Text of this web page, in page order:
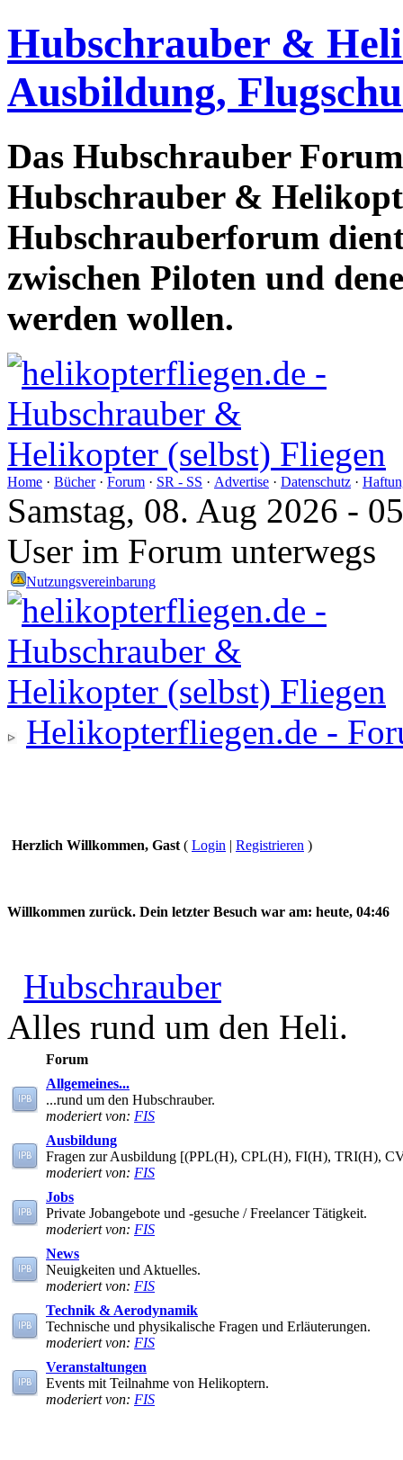
Hubschrauber &
Ausbildung,
Das Hubschrauber
Hubschrauber &
Hubschrauberforum
zwischen Piloten und
werden wollen.
Home · Bücher· Forum · SR - SS · Advertise · Datenschutz ·
Samstag, 08. Aug 2026 -
User im Forum unterwegs
Nutzungsvereinbarung
Helikopterfliegen.de -
Herzlich Willkommen, Gast ( Login | Registrieren )
Willkommen zurück. Dein letzter Besuch war am: heute, 04:46
Hubschrauber
Alles rund um den Heli.
Forum
Allgemeines...
...rund um den Hubschrauber.
moderiert von: FIS
Ausbildung
Fragen zur Ausbildung [(PPL(H), CPL(H), FI(H), TRI(H),
moderiert von: FIS
Jobs
Private Jobangebote und -gesuche / Freelancer Tätigkeit.
moderiert von: FIS
News
Neuigkeiten und Aktuelles.
moderiert von: FIS
Technik & Aerodynamik
Technische und physikalische Fragen und Erläuterungen.
moderiert von: FIS
Veranstaltungen
Events mit Teilnahme von Helikoptern.
moderiert von: FIS